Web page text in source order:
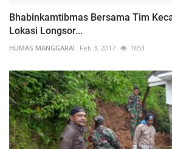
Bhabinkamtibmas Bersama Tim
Lokasi Longsor...
HUMAS MANGGARAI Feb 3, 2017 1653